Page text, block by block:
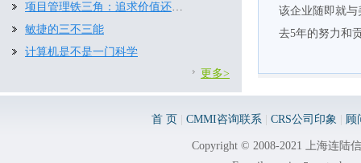
该企业随即就与
去5年的努力和
项目管理铁三角：追求价值还是约束条件
敏捷的三不三能
计算机是不是一门科学
更多>
首 页 CMMI咨询联系 CRS公司印象 顾
Copyright © 2008-2021 上海连陆